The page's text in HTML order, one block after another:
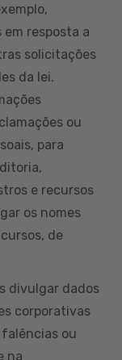
resposta a
solicitações
da lei.
ou
para
e recursos
os nomes
de
divulgar dados
corporativas
ou
na